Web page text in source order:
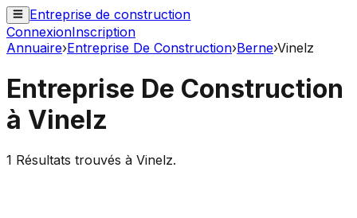
Entreprise de construction
ConnexionInscription
Annuaire›Entreprise De Construction›Berne›Vinelz
Entreprise De Construction
à Vinelz
1 Résultats trouvés à Vinelz.